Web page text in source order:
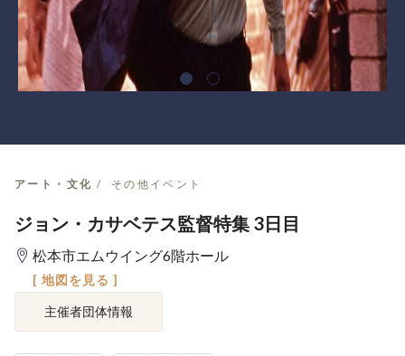
アート・文化 その他イベント
ジョン・カサベテス監督特集 3日目
松本市エムウイング6階ホール
[ 地図を見る ]
主催者団体情報